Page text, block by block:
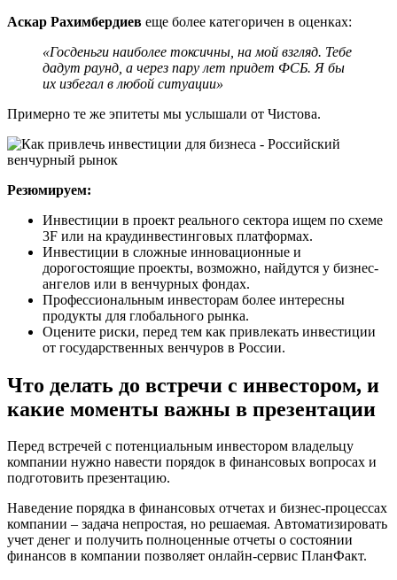
Аскар Рахимбердиев еще более категоричен в оценках:
«Госденьги наиболее токсичны, на мой взгляд. Тебе
дадут раунд, а через пару лет придет ФСБ. Я бы
их избегал в любой ситуации»
Примерно те же эпитеты мы услышали от Чистова.
Резюмируем:
Инвестиции в проект реального сектора ищем по схеме
3F или на краудинвестинговых платформах.
Инвестиции в сложные инновационные и
дорогостоящие проекты, возможно, найдутся у бизнес-
ангелов или в венчурных фондах.
Профессиональным инвесторам более интересны
продукты для глобального рынка.
Оцените риски, перед тем как привлекать инвестиции
от государственных венчуров в России.
Что делать до встречи с инвестором, и
какие моменты важны в презентации
Перед встречей с потенциальным инвестором владельцу
компании нужно навести порядок в финансовых вопросах и
подготовить презентацию.
Наведение порядка в финансовых отчетах и бизнес-процессах
компании – задача непростая, но решаемая. Автоматизировать
учет денег и получить полноценные отчеты о состоянии
финансов в компании позволяет онлайн-сервис ПланФакт.